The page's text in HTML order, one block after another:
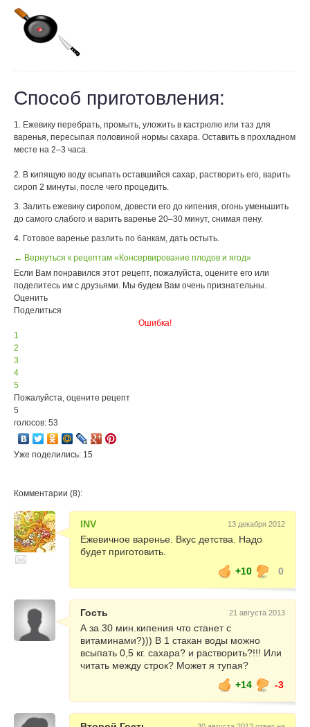
Способ приготовления:
1. Ежевику перебрать, промыть, уложить в кастрюлю или таз для
варенья, пересыпая половиной нормы сахара. Оставить в прохладном
месте на 2–3 часа.
2. В кипящую воду всыпать оставшийся сахар, растворить его, варить
сироп 2 минуты, после чего процедить.
3. Залить ежевику сиропом, довести его до кипения, огонь уменьшить
до самого слабого и варить варенье 20–30 минут, снимая пену.
4. Готовое варенье разлить по банкам, дать остыть.
← Вернуться к рецептам «Консервирование плодов и ягод»
Если Вам понравился этот рецепт, пожалуйста, оцените его или
поделитесь им с друзьями. Мы будем Вам очень признательны.
Оценить
Поделиться
Ошибка!
1
2
3
4
5
Пожалуйста, оцените рецепт
5
голосов: 53
Уже поделились: 15
Комментарии (8):
INV 13 декабря 2012
Ежевичное варенье. Вкус детства. Надо
будет приготовить.
+10
0
Гость 21 августа 2013
А за 30 мин.кипения что станет с
витаминами?))) В 1 стакан воды можно
всыпать 0,5 кг. сахара? и растворить?!!! Или
читать между строк? Может я тупая?
+14
-3